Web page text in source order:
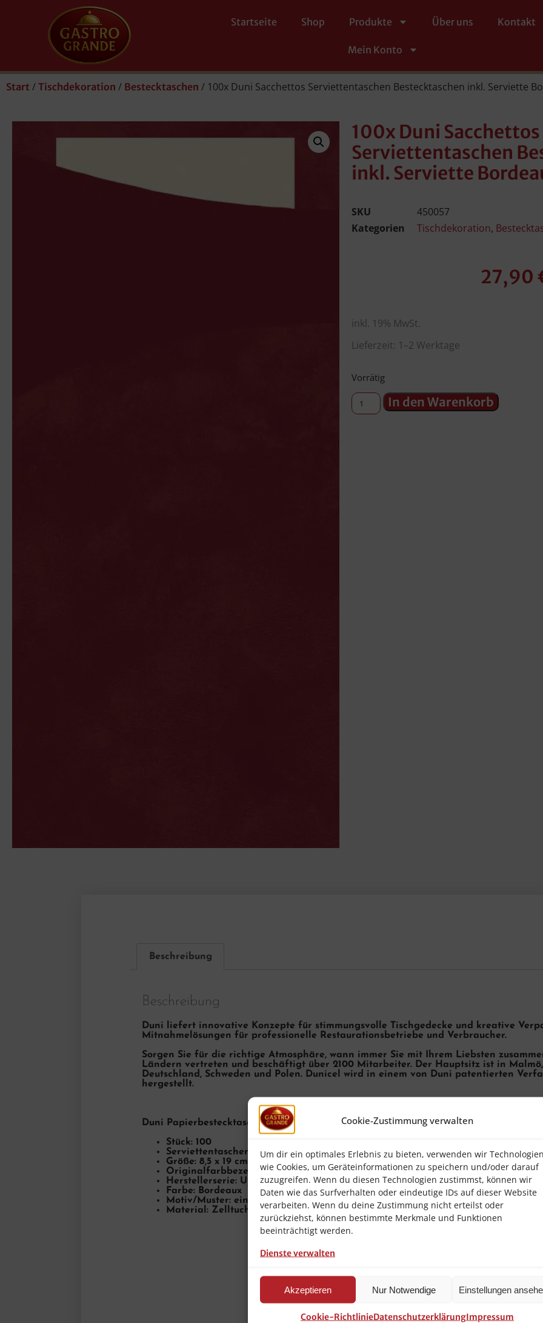
Cookie-Zustimmung verwalten
Um dir ein optimales Erlebnis zu bieten, verwenden wir
wie Cookies, um Geräteinformationen zu speichern und/oder darauf
zuzugreifen. Wenn du diesen Technologien zustimmst, können wir
Daten wie das Surfverhalten oder eindeutige IDs auf dieser Website
verarbeiten. Wenn du deine Zustimmung nicht erteilst oder
zurückziehst, können bestimmte Merkmale und Funktionen
beeinträchtigt werden.
Dienste verwalten
Akzeptieren Nur Notwendige Einstellungen
Cookie-RichtlinieDatenschutzerklärungImpressum
Startseite Shop Produkte Über uns Kontakt
Mein Konto
Start / Tischdekoration / Bestecktaschen / 100x Duni Sacchettos Serviettentaschen Bestecktaschen inkl. Serviette
100x Duni Sacchettos
Serviettentaschen
inkl. Serviette
SKU
450057
Kategorien
Tischdekoration,
27,90
inkl. 19% MwSt.
Lieferzeit: 1–2 Werktage
Vorrätig
In den Warenkorb
Beschreibung
Beschreibung
Duni liefert innovative Konzepte für stimmungsvolle Tischgedecke und kreative
Mitnahmelösungen für professionelle Restaurationsbetriebe und Verbraucher.
Sorgen Sie für die richtige Atmosphäre, wann immer Sie mit Ihrem Liebsten
Ländern vertreten und beschäftigt über 2100 Mitarbeiter. Der Hauptsitz ist in
Deutschland, Schweden und Polen. Dunicel wird in einem von Duni patentierten
hergestellt.
Duni Papierbestecktasche inkl. Serviette NEU & OVP
Stück: 100
Serviettentaschentyp: Papierbestecktasche inkl. Serviette
Größe: 8,5 x 19 cm
Originalfarbbezeichnung: Bordeaux
Herstellerserie: Uni
Farbe: Bordeaux
Motiv/Muster: einfarbig
Material: Zelltuch / Soft-Tissue